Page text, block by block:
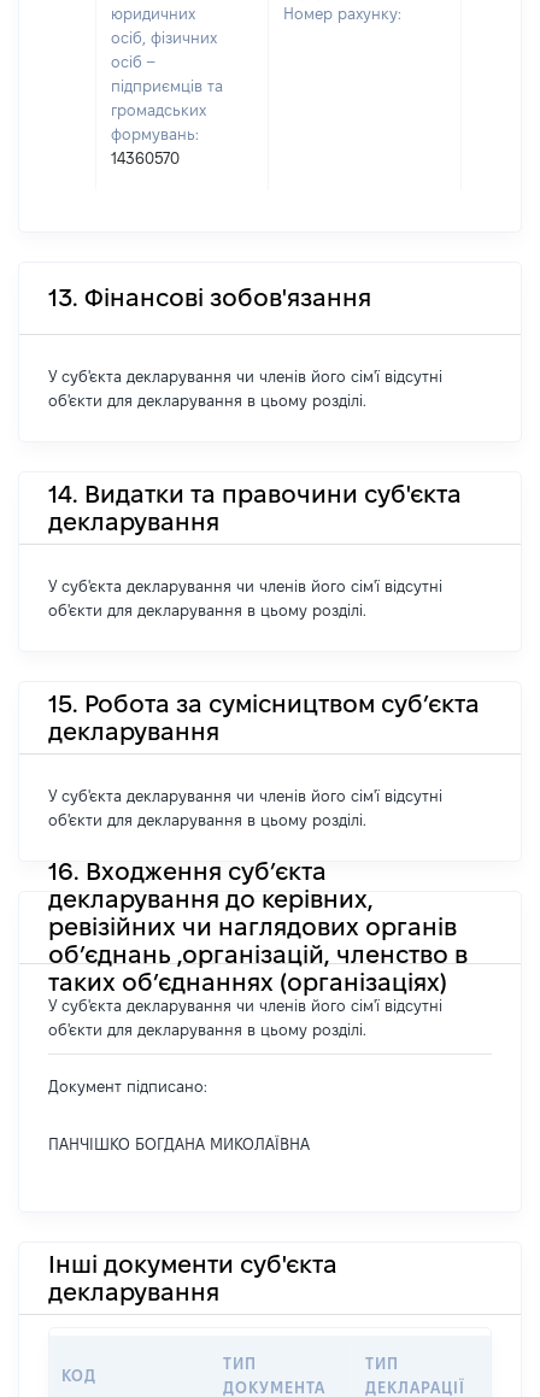
юридичних
осіб, фізичних
осіб –
підприємців та
громадських
формувань:
14360570
Номер рахунку:
13. Фінансові зобов'язання
У суб'єкта декларування чи членів його сім'ї відсутні
об'єкти для декларування в цьому розділі.
14. Видатки та правочини суб'єкта
декларування
У суб'єкта декларування чи членів його сім'ї відсутні
об'єкти для декларування в цьому розділі.
15. Робота за сумісництвом суб’єкта
декларування
У суб'єкта декларування чи членів його сім'ї відсутні
об'єкти для декларування в цьому розділі.
16. Входження суб’єкта
декларування до керівних,
ревізійних чи наглядових органів
об’єднань ,організацій, членство в
таких об’єднаннях (організаціях)
У суб'єкта декларування чи членів його сім'ї відсутні
об'єкти для декларування в цьому розділі.
Документ підписано:
ПАНЧІШКО БОГДАНА МИКОЛАЇВНА
Інші документи суб'єкта
декларування
КОД
ТИП
ДОКУМЕНТА
ТИП
ДЕКЛАРАЦІЇ